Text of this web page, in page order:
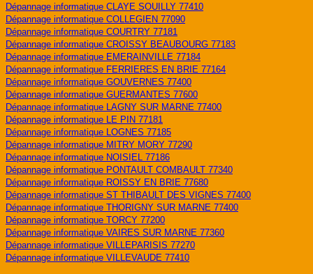
Dépannage informatique CLAYE SOUILLY 77410
Dépannage informatique COLLEGIEN 77090
Dépannage informatique COURTRY 77181
Dépannage informatique CROISSY BEAUBOURG 77183
Dépannage informatique EMERAINVILLE 77184
Dépannage informatique FERRIERES EN BRIE 77164
Dépannage informatique GOUVERNES 77400
Dépannage informatique GUERMANTES 77600
Dépannage informatique LAGNY SUR MARNE 77400
Dépannage informatique LE PIN 77181
Dépannage informatique LOGNES 77185
Dépannage informatique MITRY MORY 77290
Dépannage informatique NOISIEL 77186
Dépannage informatique PONTAULT COMBAULT 77340
Dépannage informatique ROISSY EN BRIE 77680
Dépannage informatique ST THIBAULT DES VIGNES 77400
Dépannage informatique THORIGNY SUR MARNE 77400
Dépannage informatique TORCY 77200
Dépannage informatique VAIRES SUR MARNE 77360
Dépannage informatique VILLEPARISIS 77270
Dépannage informatique VILLEVAUDE 77410